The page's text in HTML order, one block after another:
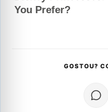
GOSTOU?